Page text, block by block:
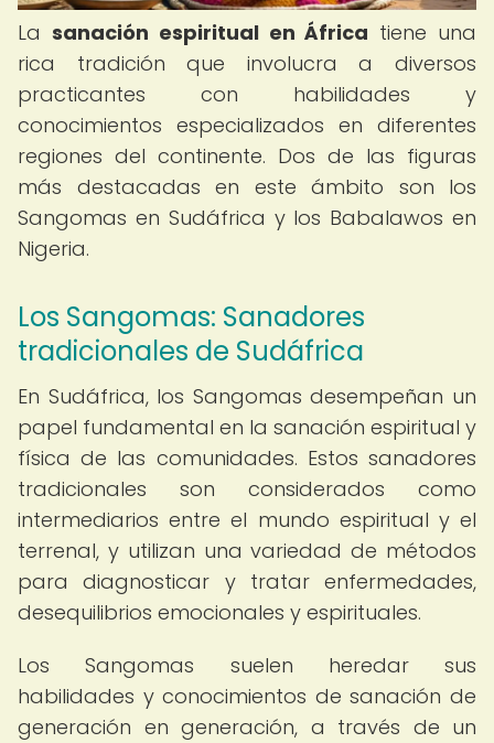
La sanación espiritual en África tiene una
rica tradición que involucra a diversos
practicantes con habilidades y
conocimientos especializados en diferentes
regiones del continente. Dos de las figuras
más destacadas en este ámbito son los
Sangomas en Sudáfrica y los Babalawos en
Nigeria.
Los Sangomas: Sanadores
tradicionales de Sudáfrica
En Sudáfrica, los Sangomas desempeñan un
papel fundamental en la sanación espiritual y
física de las comunidades. Estos sanadores
tradicionales son considerados como
intermediarios entre el mundo espiritual y el
terrenal, y utilizan una variedad de métodos
para diagnosticar y tratar enfermedades,
desequilibrios emocionales y espirituales.
Los Sangomas suelen heredar sus
habilidades y conocimientos de sanación de
generación en generación, a través de un